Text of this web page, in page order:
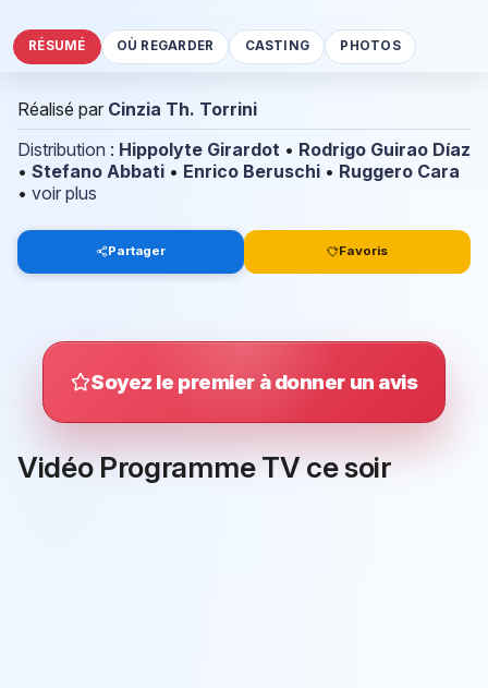
RÉSUMÉ OÙ REGARDER CASTING PHOTOS
Réalisé par Cinzia Th. Torrini
Distribution : Hippolyte Girardot • Rodrigo Guirao Díaz
• Stefano Abbati • Enrico Beruschi • Ruggero Cara
• voir plus
Partager Favoris
Soyez le premier à donner un avis
Vidéo Programme TV ce soir